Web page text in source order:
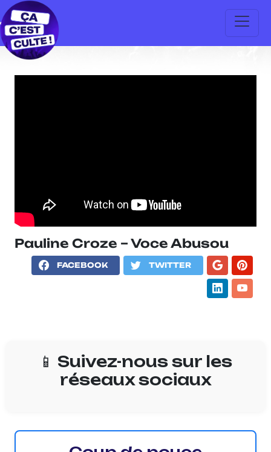
Pauline Croze – Voce Abusou
FACEBOOK TWITTER
📱 Suivez-nous sur les
réseaux sociaux